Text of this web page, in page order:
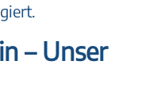
– Unser